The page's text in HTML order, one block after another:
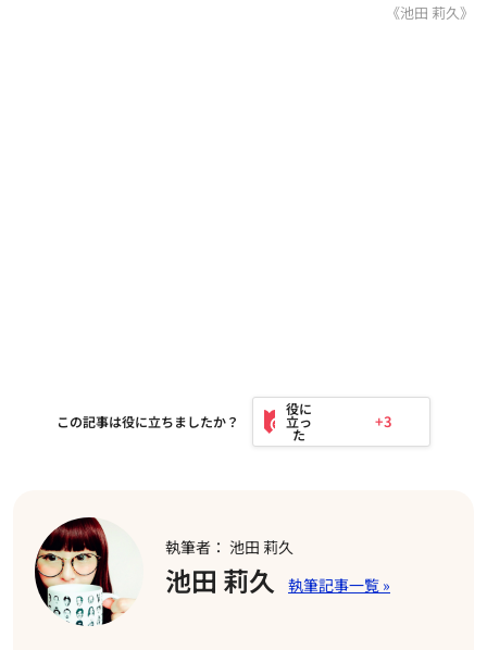
《池田 莉久》
この記事は役に立ちましたか？ +3
執筆者： 池田 莉久
池田 莉久